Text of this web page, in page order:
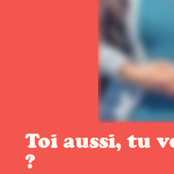
Toi aussi, tu
?